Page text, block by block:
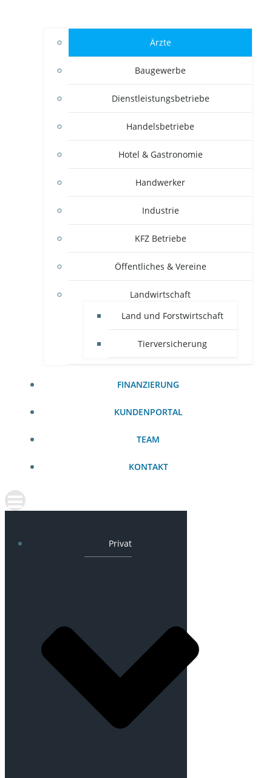
Ärzte
Baugewerbe
Dienstleistungsbetriebe
Handelsbetriebe
Hotel & Gastronomie
Handwerker
Industrie
KFZ Betriebe
Öffentliches & Vereine
Landwirtschaft
Land und Forstwirtschaft
Tierversicherung
FINANZIERUNG
KUNDENPORTAL
TEAM
KONTAKT
Privat